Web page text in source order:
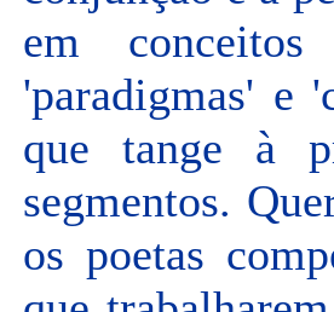
em
'paradigmas' e
que tange à
segmentos.
os poetas